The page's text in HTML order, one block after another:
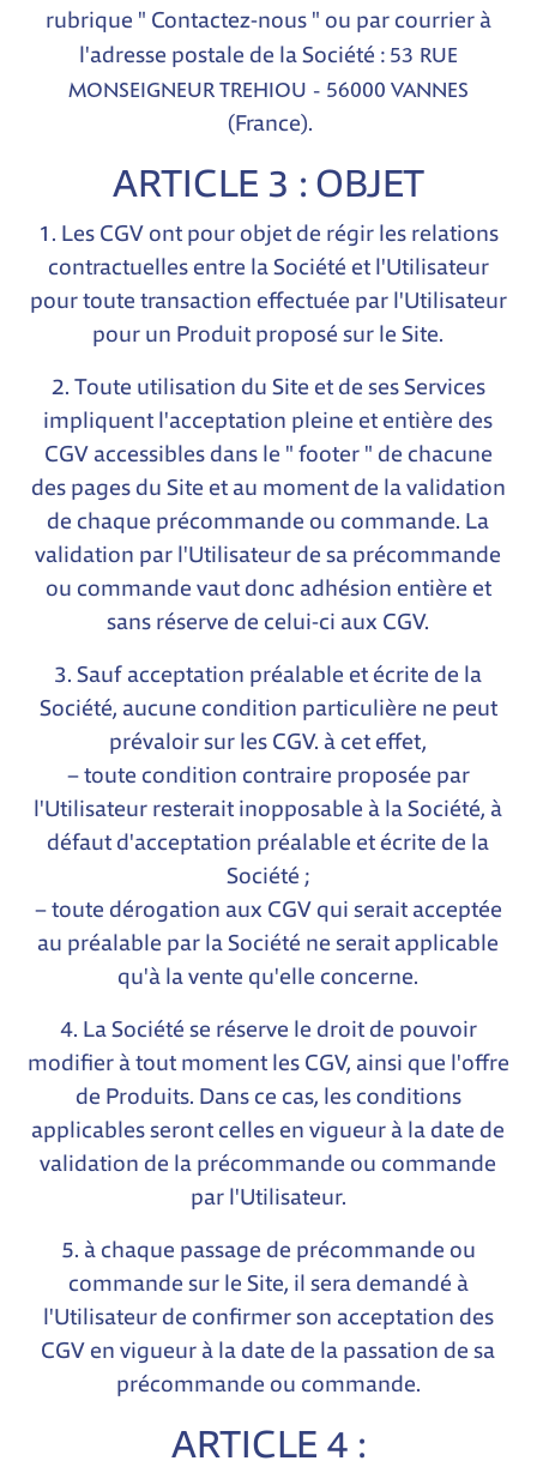
rubrique " Contactez-nous" ou par courrier à
l'adresse postale de la Société : 53 RUE
MONSEIGNEUR TREHIOU - 56000 VANNES
(France).
ARTICLE 3 : OBJET
1. Les CGV ont pour objet de régir les relations
contractuelles entre la Société et l'Utilisateur
pour toute transaction effectuée par l'Utilisateur
pour un Produit proposé sur le Site.
2. Toute utilisation du Site et de ses Services
impliquent l'acceptation pleine et entière des
CGV accessibles dans le " footer " de chacune
des pages du Site et au moment de la validation
de chaque précommande ou commande. La
validation par l'Utilisateur de sa précommande
ou commande vaut donc adhésion entière et
sans réserve de celui-ci aux CGV.
3. Sauf acceptation préalable et écrite de la
Société, aucune condition particulière ne peut
prévaloir sur les CGV. à cet effet,
– toute condition contraire proposée par
l'Utilisateur resterait inopposable à la Société, à
défaut d'acceptation préalable et écrite de la
Société ;
– toute dérogation aux CGV qui serait acceptée
au préalable par la Société ne serait applicable
qu'à la vente qu'elle concerne.
4. La Société se réserve le droit de pouvoir
modifier à tout moment les CGV, ainsi que l'offre
de Produits. Dans ce cas, les conditions
applicables seront celles en vigueur à la date de
validation de la précommande ou commande
par l'Utilisateur.
5. à chaque passage de précommande ou
commande sur le Site, il sera demandé à
l'Utilisateur de confirmer son acceptation des
CGV en vigueur à la date de la passation de sa
précommande ou commande.
ARTICLE 4 :